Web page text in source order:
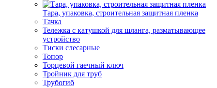
Тара, упаковка, строительная защитная пленка
Тачка
Тележка с катушкой для шланга, разматывающее
устройство
Тиски слесарные
Топор
Торцевой гаечный ключ
Тройник для труб
Трубогиб